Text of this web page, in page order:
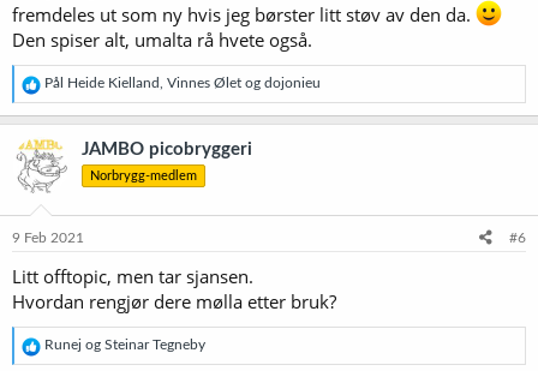
fremdeles ut som ny hvis jeg børster litt støv av den da.
Den spiser alt, umalta rå hvete også.
R
e
a
k
s
j
o
e
:
Pål Heide Kielland Vinnes Ølet og dojonieu
JAMBO picobryggeri
Norbrygg-medlem
9 Feb 2021 #6
Litt offtopic, men tar sjansen.
Hvordan rengjør dere mølla etter bruk?
R
e
Runej og Steinar Tegneby